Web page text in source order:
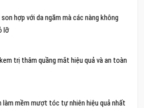
son hợp với da ngăm mà các nàng không
lỡ
trị thâm quầng mắt hiệu quả và an toàn
làm mềm mượt tóc tự nhiên hiệu quả nhất